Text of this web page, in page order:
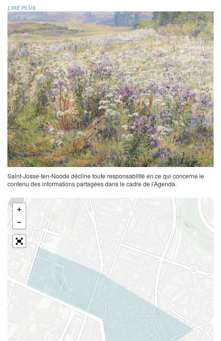
LIRE PLUS
Saint-Josse-ten-Noode décline toute responsabilité en ce qui concerne le
contenu des informations partagées dans le cadre de l’Agenda.